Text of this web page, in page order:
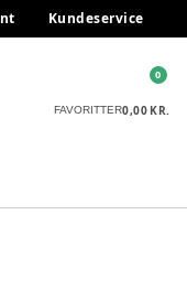
Kundeservice
FAVORITTER0,00 KR.
0